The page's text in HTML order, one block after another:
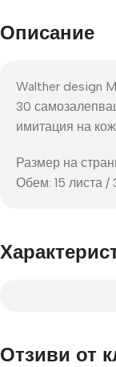
Описание
Walther design
30
имитация на
Размер на
Обем: 15 листа /
Отзиви от